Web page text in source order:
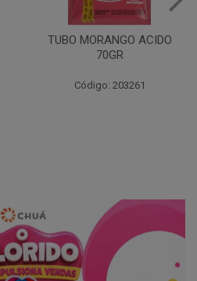
TUBO MORANGO ACIDO
70GR
Código: 203261